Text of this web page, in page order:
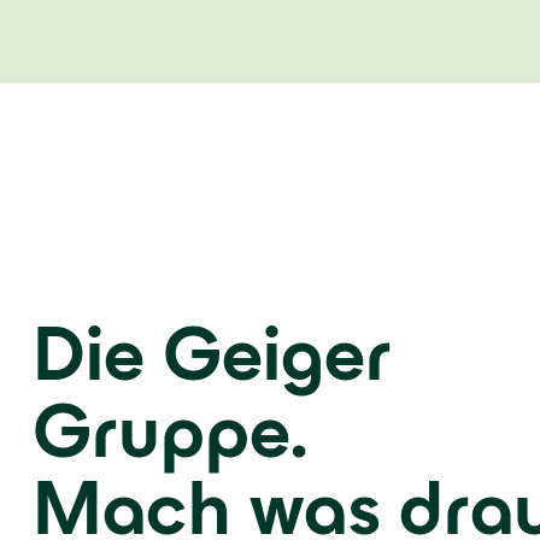
Die Geiger
Gruppe.
Mach was